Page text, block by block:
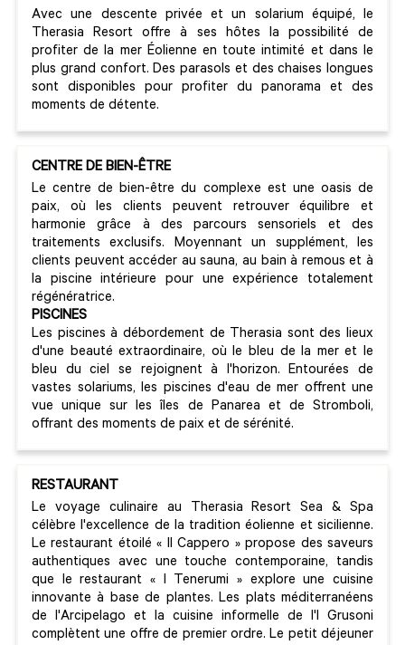
Avec une descente privée et un solarium équipé, le
Therasia Resort offre à ses hôtes la possibilité de
profiter de la mer Éolienne en toute intimité et dans le
plus grand confort. Des parasols et des chaises longues
sont disponibles pour profiter du panorama et des
moments de détente.
CENTRE DE BIEN-ÊTRE
Le centre de bien-être du complexe est une oasis de
paix, où les clients peuvent retrouver équilibre et
harmonie grâce à des parcours sensoriels et des
traitements exclusifs. Moyennant un supplément, les
clients peuvent accéder au sauna, au bain à remous et à
la piscine intérieure pour une expérience totalement
régénératrice.
PISCINES
Les piscines à débordement de Therasia sont des lieux
d'une beauté extraordinaire, où le bleu de la mer et le
bleu du ciel se rejoignent à l'horizon. Entourées de
vastes solariums, les piscines d'eau de mer offrent une
vue unique sur les îles de Panarea et de Stromboli,
offrant des moments de paix et de sérénité.
RESTAURANT
Le voyage culinaire au Therasia Resort Sea & Spa
célèbre l'excellence de la tradition éolienne et sicilienne.
Le restaurant étoilé « Il Cappero » propose des saveurs
authentiques avec une touche contemporaine, tandis
que le restaurant « I Tenerumi » explore une cuisine
innovante à base de plantes. Les plats méditerranéens
de l'Arcipelago et la cuisine informelle de l'I Grusoni
complètent une offre de premier ordre. Le petit déjeuner